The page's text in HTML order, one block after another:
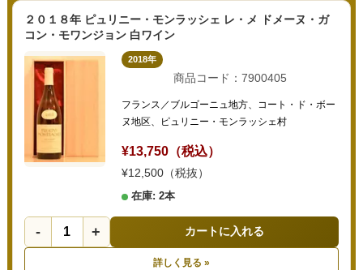
２０１８年 ピュリニー・モンラッシェ レ・メ ドメーヌ・ガ
コン・モワンジョン 白ワイン
2018年
商品コード：7900405
フランス／ブルゴーニュ地方、コート・ド・ボー
ヌ地区、ピュリニー・モンラッシェ村
¥13,750（税込）
¥12,500（税抜）
在庫: 2本
- + カートに入れる
詳しく見る »